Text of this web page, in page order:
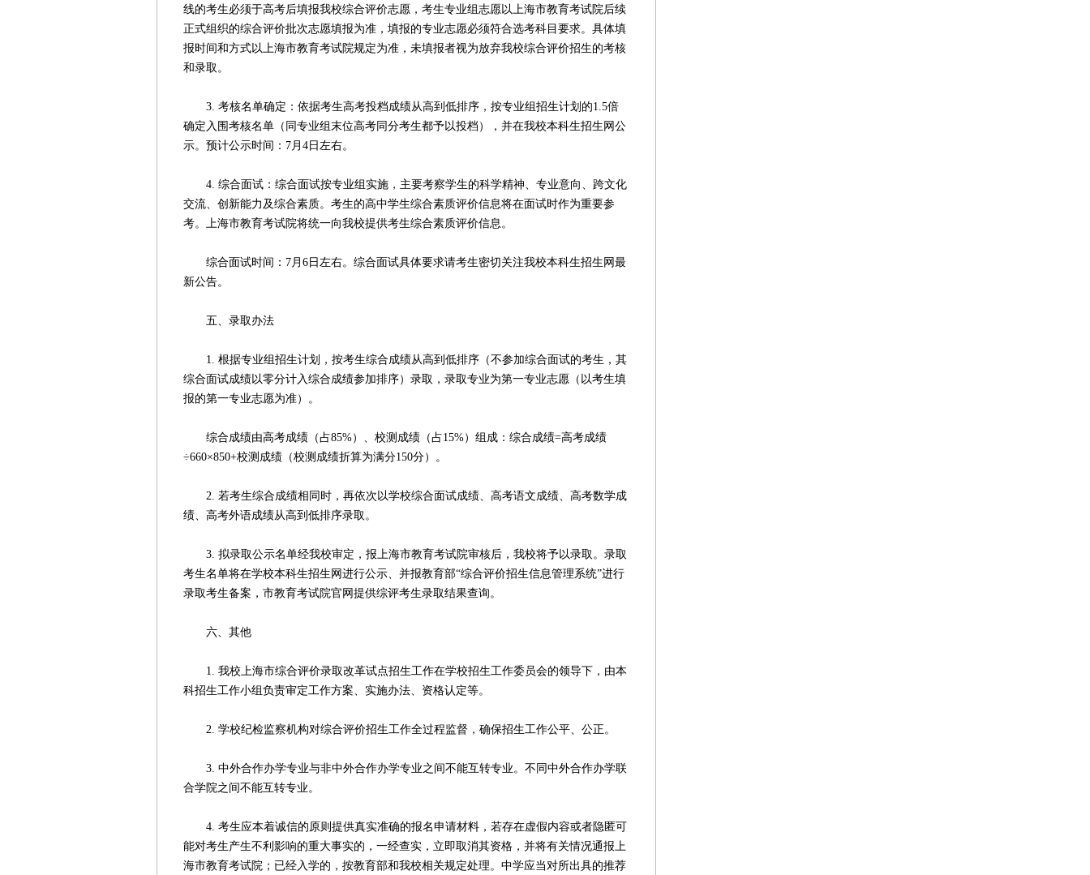
线的考生必须于高考后填报我校综合评价志愿，考生专业组志愿以上海市教育考试院后续
正式组织的综合评价批次志愿填报为准，填报的专业志愿必须符合选考科目要求。具体填
报时间和方式以上海市教育考试院规定为准，未填报者视为放弃我校综合评价招生的考核
和录取。
3. 考核名单确定：依据考生高考投档成绩从高到低排序，按专业组招生计划的1.5倍
确定入围考核名单（同专业组末位高考同分考生都予以投档），并在我校本科生招生网公
示。预计公示时间：7月4日左右。
4. 综合面试：综合面试按专业组实施，主要考察学生的科学精神、专业意向、跨文化
交流、创新能力及综合素质。考生的高中学生综合素质评价信息将在面试时作为重要参
考。上海市教育考试院将统一向我校提供考生综合素质评价信息。
综合面试时间：7月6日左右。综合面试具体要求请考生密切关注我校本科生招生网最
新公告。
五、录取办法
1. 根据专业组招生计划，按考生综合成绩从高到低排序（不参加综合面试的考生，其
综合面试成绩以零分计入综合成绩参加排序）录取，录取专业为第一专业志愿（以考生填
报的第一专业志愿为准）。
综合成绩由高考成绩（占85%）、校测成绩（占15%）组成：综合成绩=高考成绩
÷660×850+校测成绩（校测成绩折算为满分150分）。
2. 若考生综合成绩相同时，再依次以学校综合面试成绩、高考语文成绩、高考数学成
绩、高考外语成绩从高到低排序录取。
3. 拟录取公示名单经我校审定，报上海市教育考试院审核后，我校将予以录取。录取
考生名单将在学校本科生招生网进行公示、并报教育部“综合评价招生信息管理系统”进行
录取考生备案，市教育考试院官网提供综评考生录取结果查询。
六、其他
1. 我校上海市综合评价录取改革试点招生工作在学校招生工作委员会的领导下，由本
科招生工作小组负责审定工作方案、实施办法、资格认定等。
2. 学校纪检监察机构对综合评价招生工作全过程监督，确保招生工作公平、公正。
3. 中外合作办学专业与非中外合作办学专业之间不能互转专业。不同中外合作办学联
合学院之间不能互转专业。
4. 考生应本着诚信的原则提供真实准确的报名申请材料，若存在虚假内容或者隐匿可
能对考生产生不利影响的重大事实的，一经查实，立即取消其资格，并将有关情况通报上
海市教育考试院；已经入学的，按教育部和我校相关规定处理。中学应当对所出具的推荐